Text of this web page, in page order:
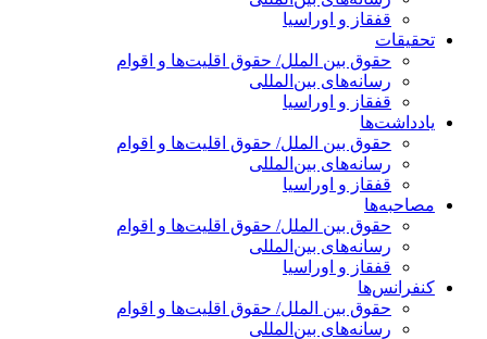
قفقاز و اوراسیا
تحقیقات
حقوق بین الملل/ حقوق اقلیت‌ها و اقوام
رسانه‌های بین‌المللی
قفقاز و اوراسیا
یادداشت‌ها
حقوق بین الملل/ حقوق اقلیت‌ها و اقوام
رسانه‌های بین‌المللی
قفقاز و اوراسیا
مصاحبه‌ها
حقوق بین الملل/ حقوق اقلیت‌ها و اقوام
رسانه‌های بین‌المللی
قفقاز و اوراسیا
کنفرانس‌ها
حقوق بین الملل/ حقوق اقلیت‌ها و اقوام
رسانه‌های بین‌المللی